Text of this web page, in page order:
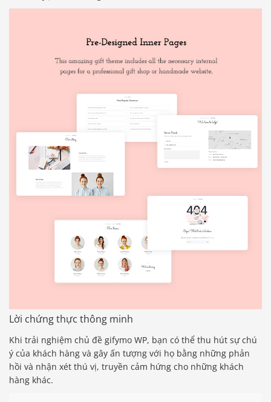
Lời chứng thực thông minh
Khi trải nghiệm chủ đề gifymo WP, bạn có thể thu hút sự chú
ý của khách hàng và gây ấn tượng với họ bằng những phản
hồi và nhận xét thú vị, truyền cảm hứng cho những khách
hàng khác.